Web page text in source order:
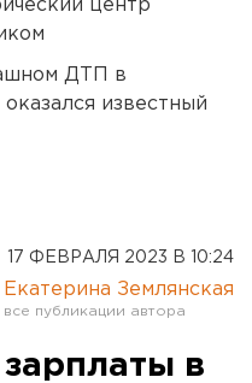
центр
ДТП в
известный
17 ФЕВРАЛЯ 2023 В 10:24
Екатерина Землянская
в